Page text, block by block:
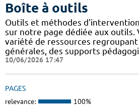
Boîte à outils
Outils et méthodes
sur notre page dédiée aux outils.
variété de ressources
générales, des supports
10/06/2026 17:47
PAGES
relevance: 100%